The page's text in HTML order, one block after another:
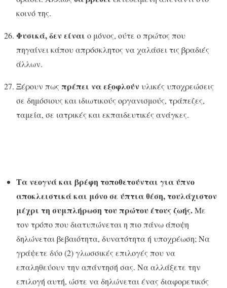
κοινό της.
Φυσικά, δεν είναι ο μόνος, ούτε ο πρώτος που
πηγαίνει κάπου απρόσκλητος να χαλάσει τις βραδιές
άλλων.
Ξέρουν πως πρέπει να εξοφλούν υλικές υποχρεώσεις
σε δημόσιους και ιδιωτικούς οργανισμούς, τράπεζες,
ταμεία, σε ιατρικές και εκπαιδευτικές ανάγκες.
Τα νεογνά και βρέφη τοποθετούνται για ύπνο
αποκλειστικά και μόνο σε ύπτια θέση, τουλάχιστον
μέχρι τη συμπλήρωση του πρώτου έτους ζωής.Με
τον τρόπο που διατυπώνεται η πιο πάνω άποψη
δηλώνεται βεβαιότητα, δυνατότητα ή υποχρέωση; Να
γράψετε δύο (2) γλωσσικές επιλογές που να
επαληθεύουν την απάντησή σας. Να αλλάξετε την
επιλογή αυτή, ώστε να δηλώνεται ένας διαφορετικός